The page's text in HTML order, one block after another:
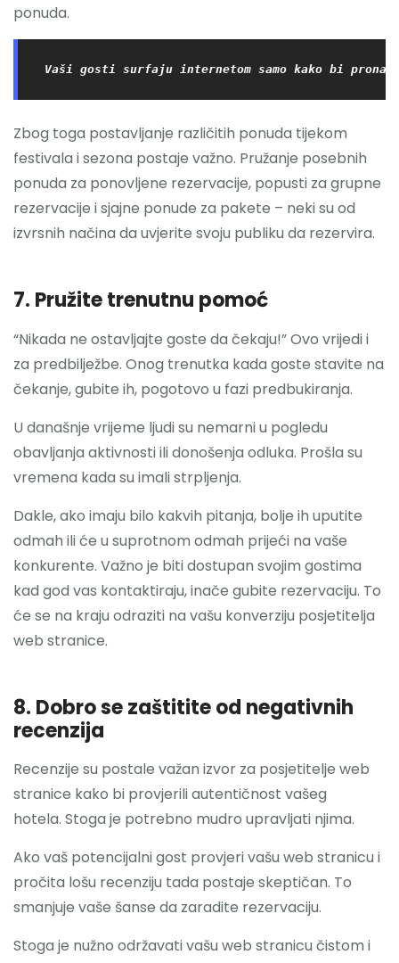
ponuda.
Vaši gosti surfaju internetom samo kako bi
Zbog toga postavljanje različitih ponuda tijekom
festivala i sezona postaje važno. Pružanje posebnih
ponuda za ponovljene rezervacije, popusti za grupne
rezervacije i sjajne ponude za pakete – neki su od
izvrsnih načina da uvjerite svoju publiku da rezervira.
7. Pružite trenutnu pomoć
“Nikada ne ostavljajte goste da čekaju!” Ovo vrijedi i
za predbilježbe. Onog trenutka kada goste stavite na
čekanje, gubite ih, pogotovo u fazi predbukiranja.
U današnje vrijeme ljudi su nemarni u pogledu
obavljanja aktivnosti ili donošenja odluka. Prošla su
vremena kada su imali strpljenja.
Dakle, ako imaju bilo kakvih pitanja, bolje ih uputite
odmah ili će u suprotnom odmah prijeći na vaše
konkurente. Važno je biti dostupan svojim gostima
kad god vas kontaktiraju, inače gubite rezervaciju. To
će se na kraju odraziti na vašu konverziju posjetitelja
web stranice.
8. Dobro se zaštitite od negativnih
recenzija
Recenzije su postale važan izvor za posjetitelje web
stranice kako bi provjerili autentičnost vašeg
hotela. Stoga je potrebno mudro upravljati njima.
Ako vaš potencijalni gost provjeri vašu web stranicu i
pročita lošu recenziju tada postaje skeptičan. To
smanjuje vaše šanse da zaradite rezervaciju.
Stoga je nužno održavati vašu web stranicu čistom i